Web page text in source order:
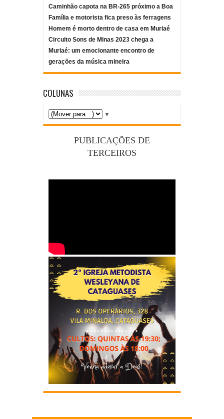
Caminhão capota na BR-265 próximo a Boa
Família e motorista fica preso às ferragens
Homem é morto dentro de casa em Muriaé
Circuito Sons de Minas 2023 chega a
Muriaé: um emocionante encontro de
gerações da música mineira
COLUNAS
▼
PUBLICAÇÕES DE
TERCEIROS